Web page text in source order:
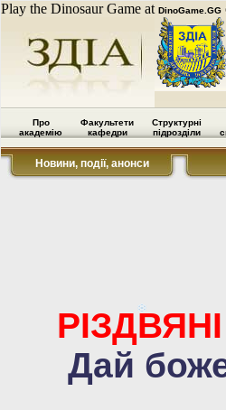
Play the Dinosaur Game at DinoGame.GG
Про
академію
Факультети
кафедри
Структурні
підрозділи
Новини, події, анонси
Дай